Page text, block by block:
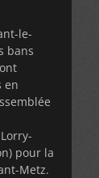
le-
bans
en
pour la
Metz.